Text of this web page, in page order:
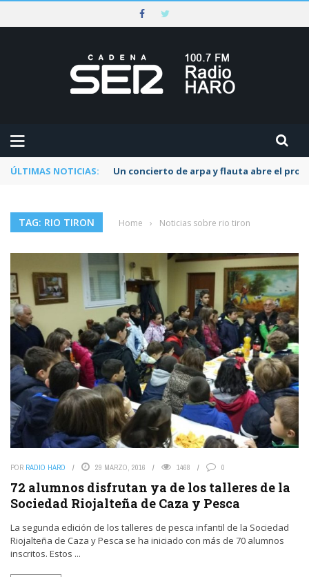
ÚLTIMAS NOTICIAS: Un concierto de arpa y flauta abre el
TAG: RIO TIRON Home › Noticias sobre rio tiron
POR RADIO HARO 29 MARZO, 2016 1468 0
72 alumnos disfrutan ya de los talleres de la
Sociedad Riojalteña de Caza y Pesca
La segunda edición de los talleres de pesca infantil de la Sociedad
Riojalteña de Caza y Pesca se ha iniciado con más de 70 alumnos
inscritos. Estos ...